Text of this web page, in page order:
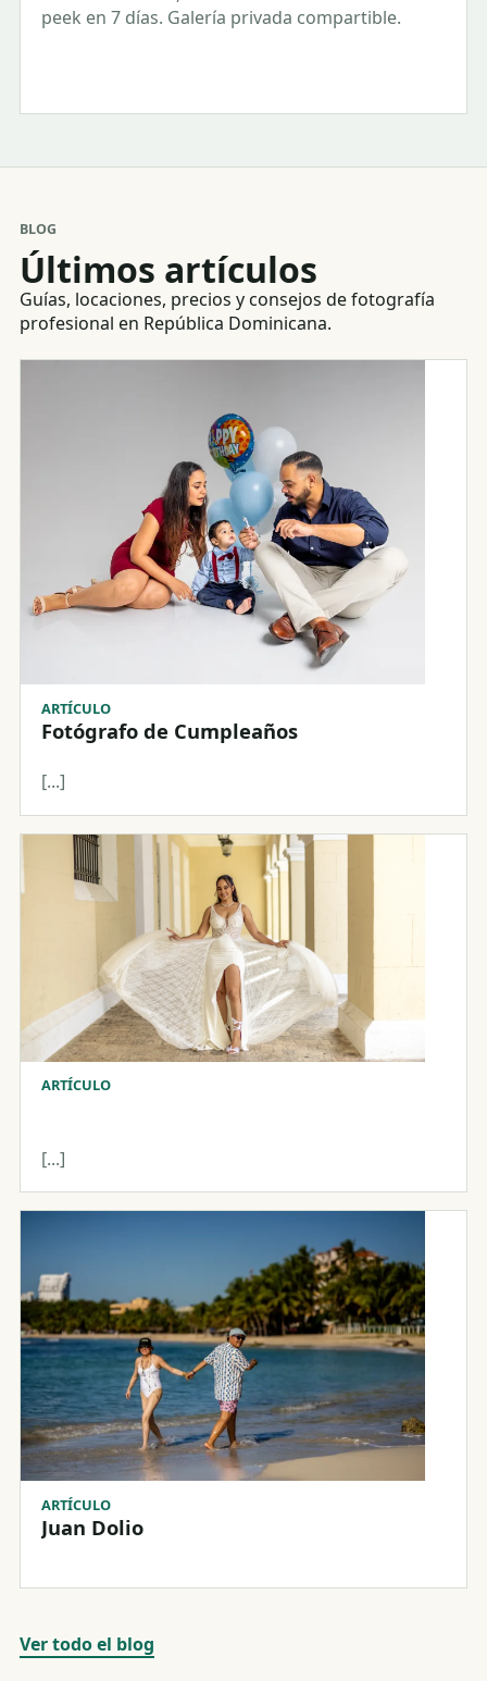
peek en 7 días. Galería privada compartible.
BLOG
Últimos artículos
Guías, locaciones, precios y consejos de fotografía
profesional en República Dominicana.
ARTÍCULO
Fotógrafo de Cumpleaños
[...]
ARTÍCULO
[...]
ARTÍCULO
Juan Dolio
Ver todo el blog